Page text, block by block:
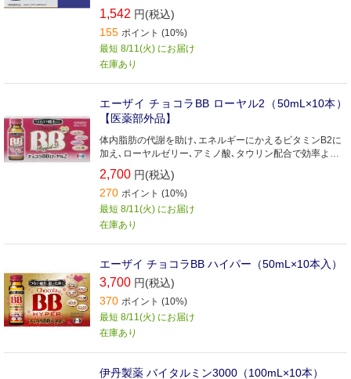
ジャー風味
1,542 円(税込)
155 ポイント (10%)
最短 8/11(火) にお届け
在庫あり
エーザイ チョコラBB ローヤル2（50mL×10本）
【医薬部外品】
体内脂肪の代謝を助け､エネルギーにかえるビタミンB2に
加え､ローヤルゼリー､アミノ酸､タウリン配合で効率よく
疲れケア
2,700 円(税込)
270 ポイント (10%)
最短 8/11(火) にお届け
在庫あり
エーザイ チョコラBB ハイパー（50mL×10本入）
3,700 円(税込)
370 ポイント (10%)
最短 8/11(火) にお届け
在庫あり
伊丹製薬 バイタルミン3000（100mL×10本）